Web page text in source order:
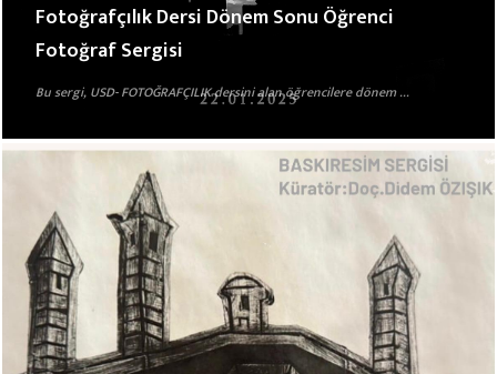
Fotoğrafçılık Dersi Dönem Sonu Öğrenci
Fotoğraf Sergisi
Bu sergi, USD- FOTOĞRAFÇILIK dersini alan öğrencilere dönem ...